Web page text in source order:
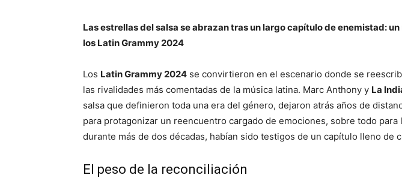
Las estrellas del salsa se abrazan tras un largo capítulo de enemistad:
los Latin Grammy 2024
Los Latin Grammy 2024 se convirtieron en el escenario donde se
las rivalidades más comentadas de la música latina. Marc Anthony y La
salsa que definieron toda una era del género, dejaron atrás años de
para protagonizar un reencuentro cargado de emociones, sobre todo para
durante más de dos décadas, habían sido testigos de un capítulo lleno de
El peso de la reconciliación